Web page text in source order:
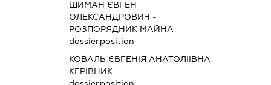
ШИМАН ЄВГЕН
ОЛЕКСАНДРОВИЧ -
РОЗПОРЯДНИК МАЙНА
dossier.position -
КОВАЛЬ ЄВГЕНІЯ АНАТОЛІЇВНА -
КЕРІВНИК